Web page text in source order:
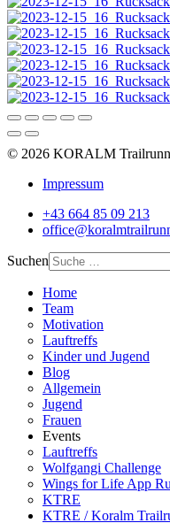
© 2026 KORALM
Impressum
+43 664 85 09 213
Suchen
Home
Team
Motivation
Lauftreffs
Kinder und Jugend
Blog
Allgemein
Jugend
Frauen
Events
Lauftreffs
Wolfgangi Challenge
Wings for Life App
KTRE
KTRE / Koralm